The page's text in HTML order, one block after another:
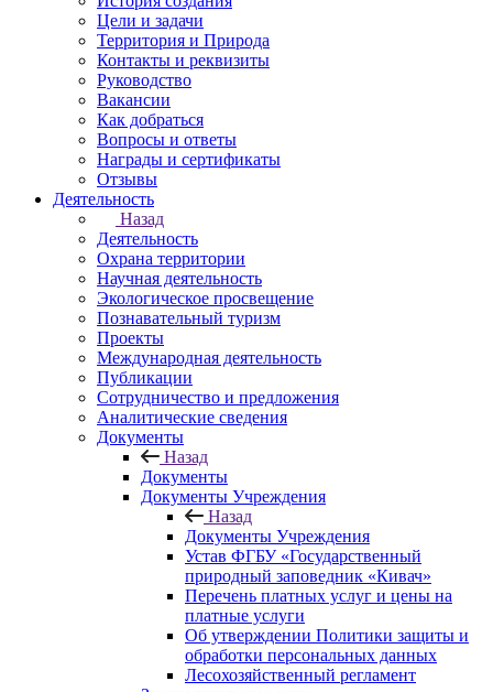
Цели и задачи
Территория и Природа
Контакты и реквизиты
Руководство
Вакансии
Как добраться
Вопросы и ответы
Награды и сертификаты
Отзывы
Деятельность
Назад
Деятельность
Охрана территории
Научная деятельность
Экологическое просвещение
Познавательный туризм
Проекты
Международная деятельность
Публикации
Сотрудничество и предложения
Аналитические сведения
Документы
Назад
Документы
Документы Учреждения
Назад
Документы Учреждения
Устав ФГБУ «Государственный
природный заповедник «Кивач»
Перечень платных услуг и цены на
платные услуги
Об утверждении Политики защиты и
обработки персональных данных
Лесохозяйственный регламент